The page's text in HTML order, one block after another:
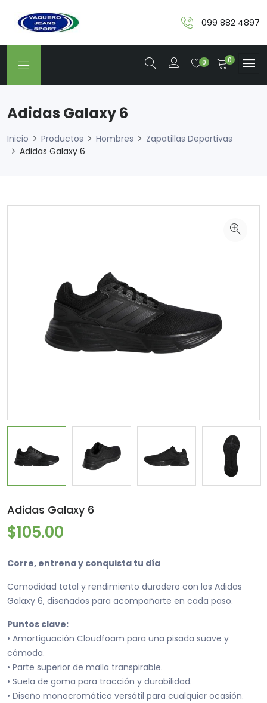
099 882 4897
0 0
Adidas Galaxy 6
Inicio Productos Hombres
Zapatillas Deportivas
Adidas Galaxy 6
Adidas Galaxy 6
$105.00
Corre, entrena y conquista tu día
Comodidad total y rendimiento duradero con los Adidas
Galaxy 6, diseñados para acompañarte en cada paso.
Puntos clave:
• Amortiguación Cloudfoam para una pisada suave y
cómoda.
• Parte superior de malla transpirable.
• Suela de goma para tracción y durabilidad.
• Diseño monocromático versátil para cualquier ocasión.